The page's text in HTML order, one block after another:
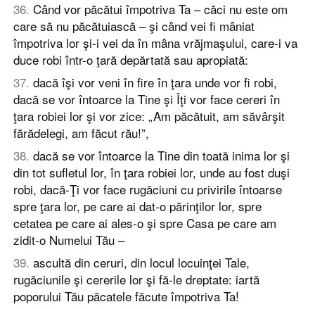
36. Când vor păcătui împotriva Ta – căci nu este om
care să nu păcătuiască – şi când vei fi mâniat
împotriva lor şi-i vei da în mâna vrăjmaşului, care-i va
duce robi într-o ţară depărtată sau apropiată:
37. dacă îşi vor veni în fire în ţara unde vor fi robi,
dacă se vor întoarce la Tine şi Îţi vor face cereri în
ţara robiei lor şi vor zice: „Am păcătuit, am săvârşit
fărădelegi, am făcut rău!”,
38. dacă se vor întoarce la Tine din toată inima lor şi
din tot sufletul lor, în ţara robiei lor, unde au fost duşi
robi, dacă-Ţi vor face rugăciuni cu privirile întoarse
spre ţara lor, pe care ai dat-o părinţilor lor, spre
cetatea pe care ai ales-o şi spre Casa pe care am
zidit-o Numelui Tău –
39. ascultă din ceruri, din locul locuinţei Tale,
rugăciunile şi cererile lor şi fă-le dreptate: iartă
poporului Tău păcatele făcute împotriva Ta!